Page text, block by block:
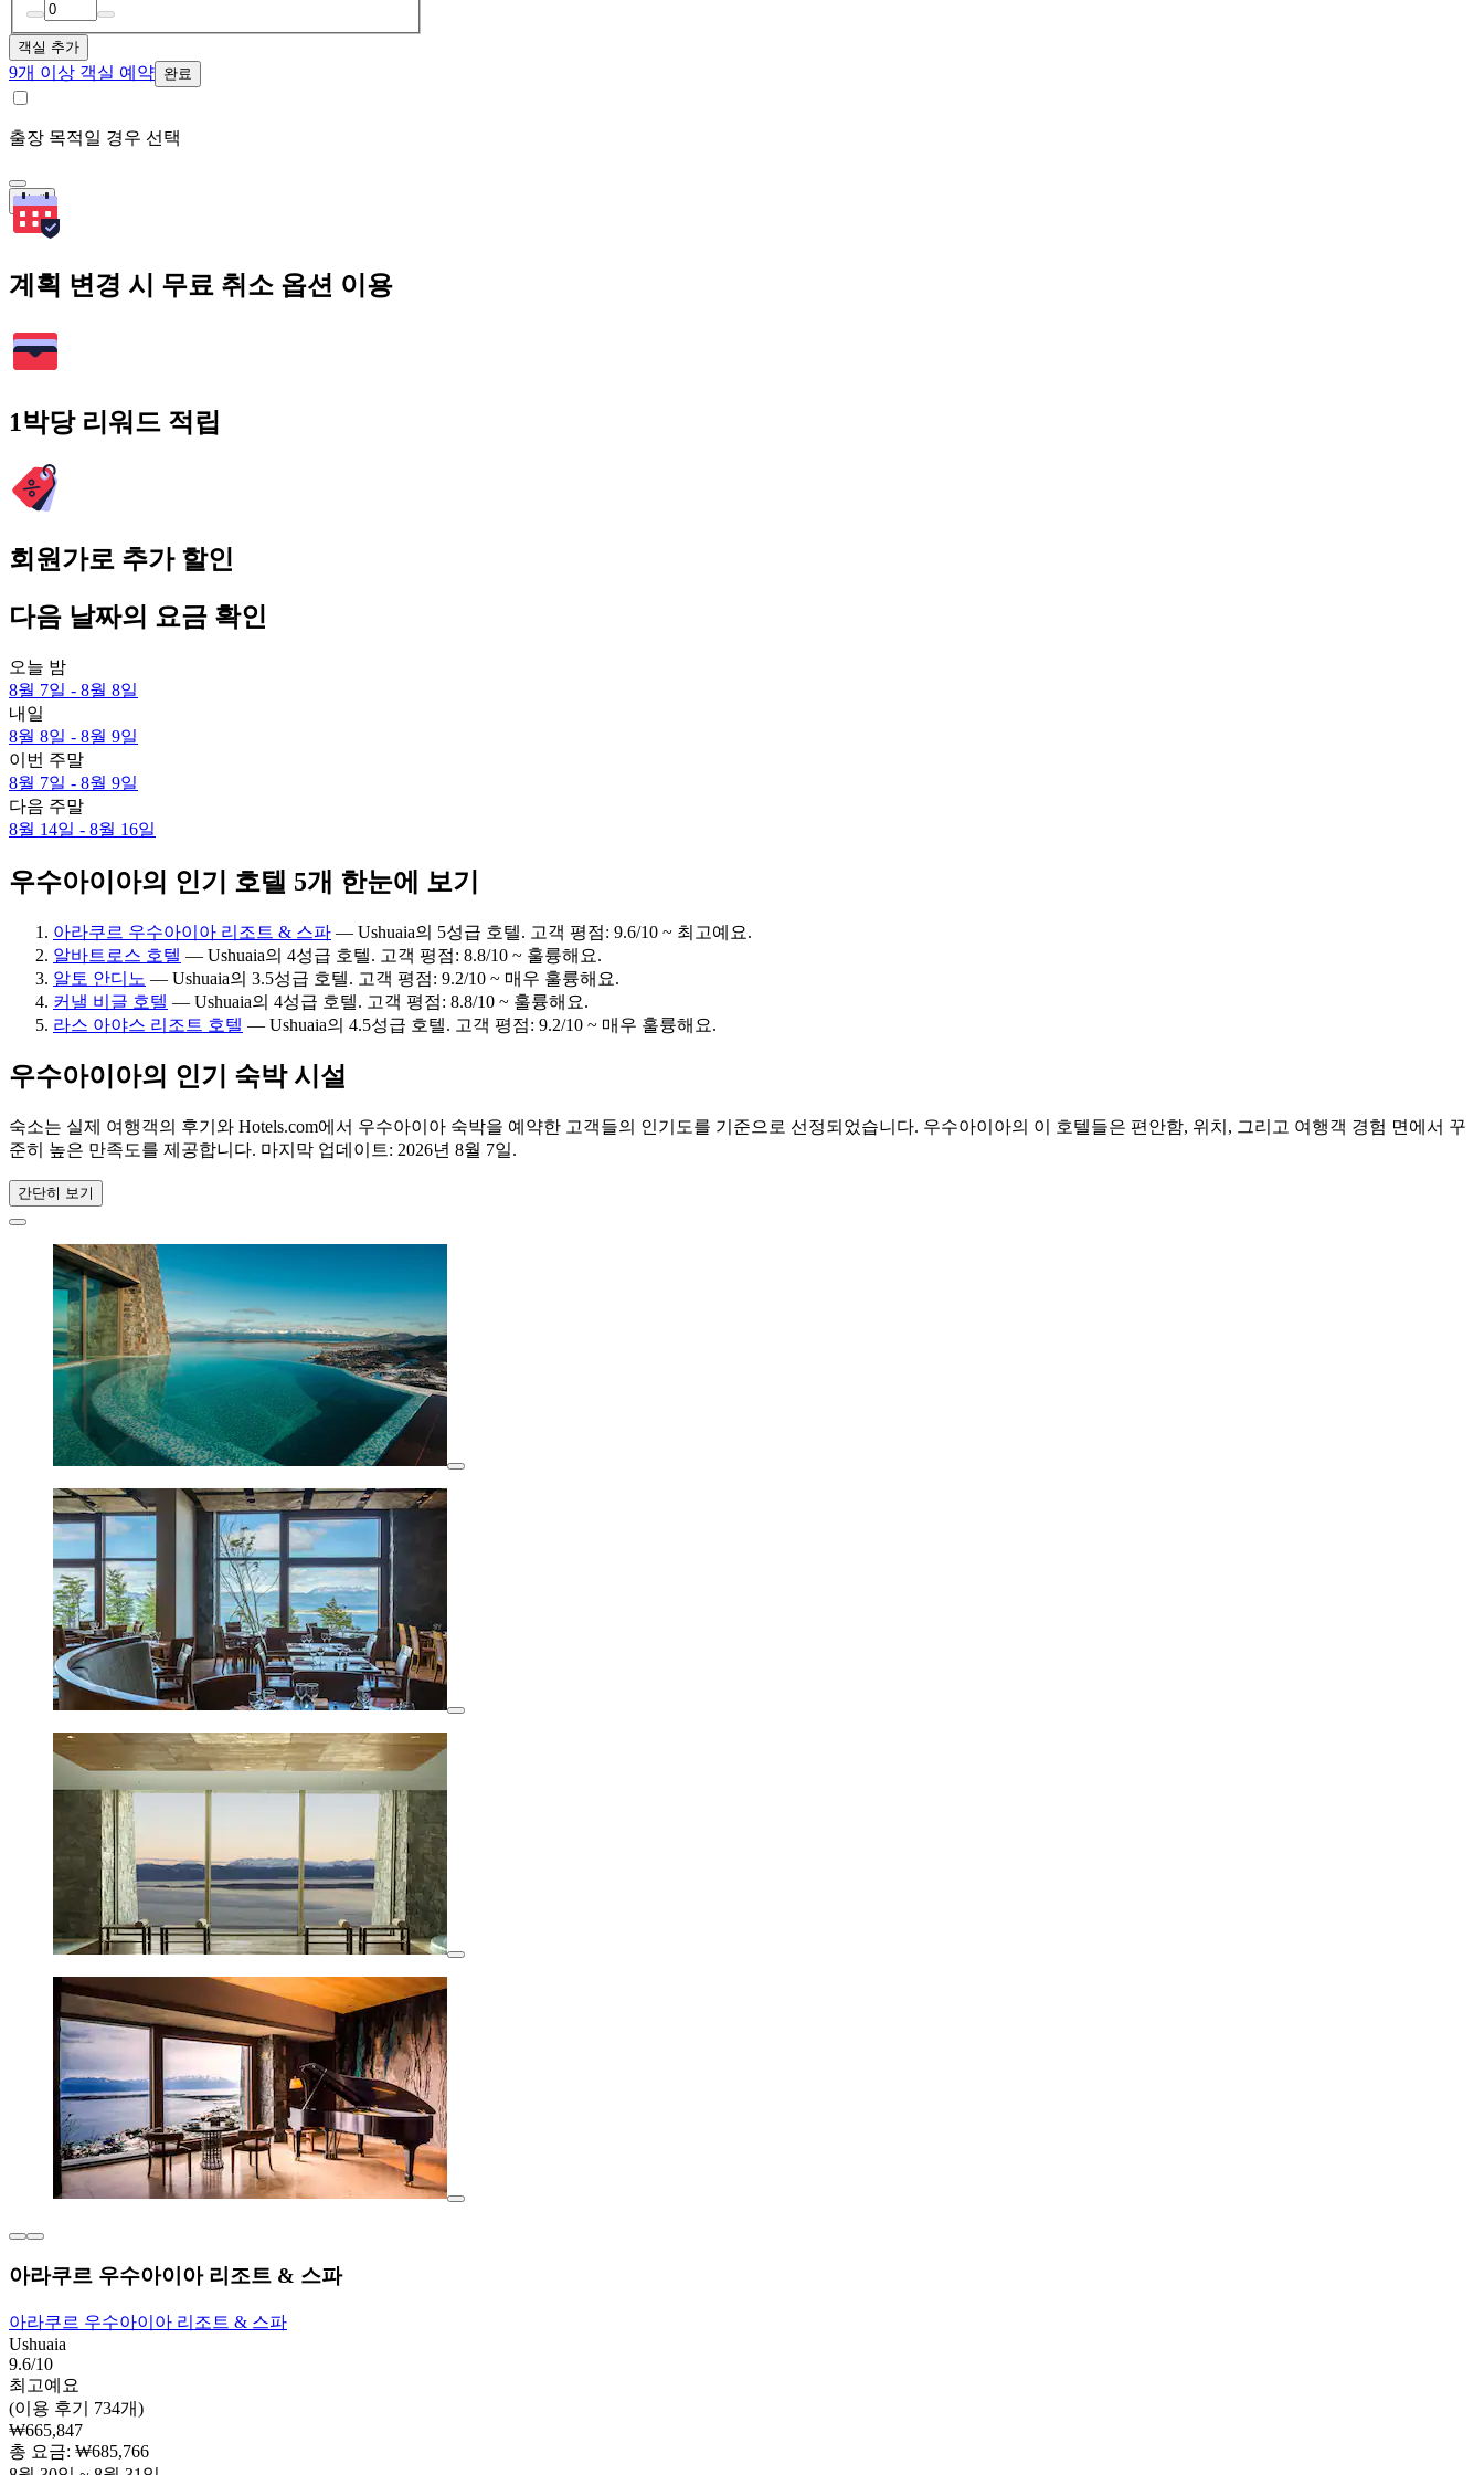
객실 추가
9개 이상 객실 예약 완료
출장 목적일 경우 선택
검색
계획 변경 시 무료 취소 옵션 이용
1박당 리워드 적립
회원가로 추가 할인
다음 날짜의 요금 확인
오늘 밤
8월 7일 - 8월 8일
내일
8월 8일 - 8월 9일
이번 주말
8월 7일 - 8월 9일
다음 주말
8월 14일 - 8월 16일
우수아이아의 인기 호텔 5개 한눈에 보기
아라쿠르 우수아이아 리조트 & 스파 — Ushuaia의 5성급 호텔. 고객 평점: 9.6/10 ~ 최고예요.
알바트로스 호텔 — Ushuaia의 4성급 호텔. 고객 평점: 8.8/10 ~ 훌륭해요.
알토 안디노 — Ushuaia의 3.5성급 호텔. 고객 평점: 9.2/10 ~ 매우 훌륭해요.
커낼 비글 호텔 — Ushuaia의 4성급 호텔. 고객 평점: 8.8/10 ~ 훌륭해요.
라스 아야스 리조트 호텔 — Ushuaia의 4.5성급 호텔. 고객 평점: 9.2/10 ~ 매우 훌륭해요.
우수아이아의 인기 숙박 시설
숙소는 실제 여행객의 후기와 Hotels.com에서 우수아이아 숙박을 예약한 고객들의 인기도를 기준으로 선정되었습니다. 우수아이아의 이 호텔들은 편안함, 위치, 그리고 여행객 경험 면에서 꾸
준히 높은 만족도를 제공합니다. 마지막 업데이트: 2026년 8월 7일.
간단히 보기
아라쿠르 우수아이아 리조트 & 스파
아라쿠르 우수아이아 리조트 & 스파
Ushuaia
9.6/10
최고예요
(이용 후기 734개)
₩665,847
총 요금: ₩685,766